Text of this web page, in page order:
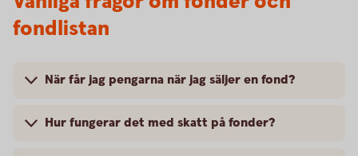
fondlistan
När får jag pengarna när jag säljer en fond?
Hur fungerar det med skatt på fonder?